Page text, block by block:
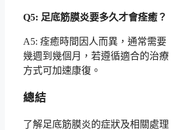
Q5: 足底筋膜炎要多久才會痊癒？
A5: 痊癒時間因人而異，通常需要
幾週到幾個月，若遵循適合的治療
方式可加速康復。
總結
了解足底筋膜炎的症狀及相關處理